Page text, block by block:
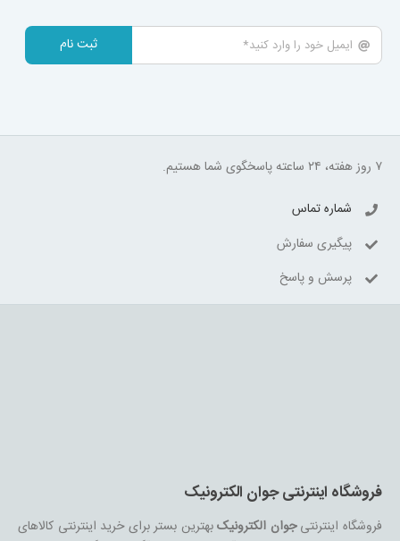
ثبت نام
۷ روز هفته، ۲۴ ساعته پاسخگوی شما هستیم.
شماره تماس
پیگیری سفارش
پرسش و پاسخ
فروشگاه اینترنتی جوان الکترونیک
فروشگاه اینترنتیجوان الکترونیکبهترین بستر برای خرید اینترنتی کالاهای